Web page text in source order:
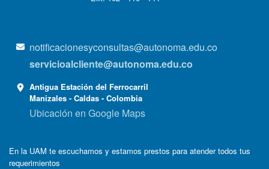
notificacionesyconsultas@autonoma.edu.co
servicioalcliente@autonoma.edu.co
Antigua Estación del Ferrocarril
Manizales - Caldas - Colombia
Ubicación en Google Maps
En la UAM te escuchamos y estamos prestos para atender todos tus
requerimientos